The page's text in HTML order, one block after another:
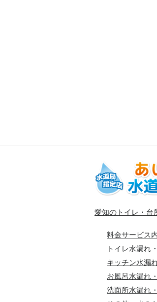
愛知のトイレ・台
料金サービス
トイレ水漏れ
キッチン水漏
お風呂水漏れ
洗面所水漏れ